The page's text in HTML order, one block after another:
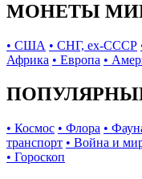
МОНЕТЫ
• США • СНГ, ex-СССР
Африка • Европа •
• Космос • Флора •
транспорт • Война и
• Гороскоп